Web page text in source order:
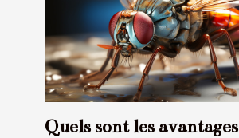
Quels sont les